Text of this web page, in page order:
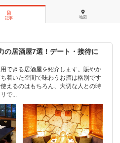
記事 地図
の居酒屋7選！デート・接待に
できる居酒屋を紹介します。賑やか
着いた空間で味わうお酒は格別です
えるのはもちろん、大切な人との時
で...